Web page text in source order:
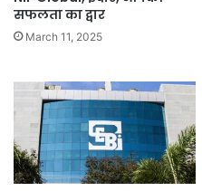
सफलता का द्वार
March 11, 2025